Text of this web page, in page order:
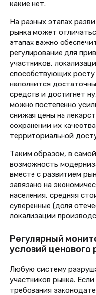
какие нет.
На разных этапах
рынка может
этапах важно
регулирование для
участников,
способствующих росту
наполнится
средств и достигнет
можно постепенно
снижая цены на
сохранении их
территориальной
Таким образом, в
возможность
вместе с развитием
завязано на
населения, средняя
суверенные (доля
локализации
Регулярный
условий ценового
Любую систему
участников рынка.
требования